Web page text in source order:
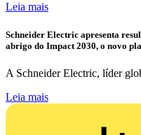
Leia mais
Schneider Electric apresenta
abrigo do Impact 2030, o novo
A Schneider Electric, líder
Leia mais